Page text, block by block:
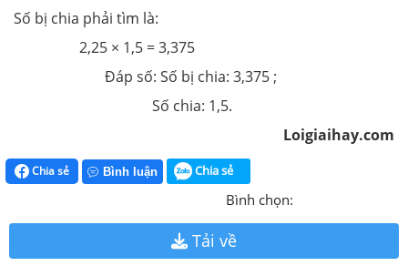
Số bị chia phải tìm là:
2,25 × 1,5 = 3,375
Đáp số: Số bị chia: 3,375 ;
Số chia: 1,5.
Loigiaihay.com
Chia sẻ Bình luận Chia sẻ
Bình chọn:
Tải về